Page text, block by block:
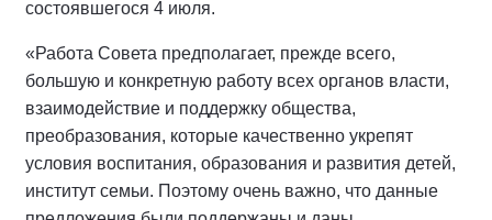
состоявшегося 4 июля.
«Работа Совета предполагает, прежде всего,
большую и конкретную работу всех органов власти,
взаимодействие и поддержку общества,
преобразования, которые качественно укрепят
условия воспитания, образования и развития детей,
институт семьи. Поэтому очень важно, что данные